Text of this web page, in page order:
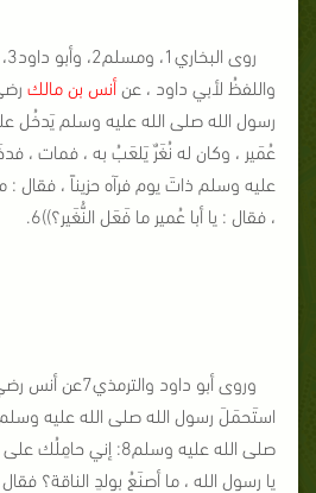
واللفظُ لأبي داود ، عن أنس بن مالك
رسول الله صلى الله عليه وسلم يَدخُل
عُمَير ، وكان له نُغَرٌ يَلعَبُ به ، فمات ،
عليه وسلم ذاتَ يوم فرآه حزيناً ، فقال :
، فقال : يا أبا عُمير ما فَعَل النُّغَير؟))6.
وروى أبو داود
استَحمَلَ رسول الله صلى الله عليه
صلى الله عليه وسلم8:
يا رسول الله ، ما أصنَعُ بولدِ الناقة؟